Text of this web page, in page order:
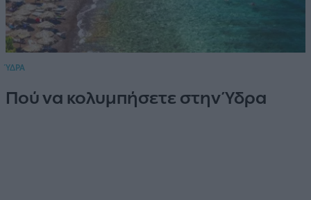
ΎΔΡΑ
Πού να κολυμπήσετε στην Ύδρα